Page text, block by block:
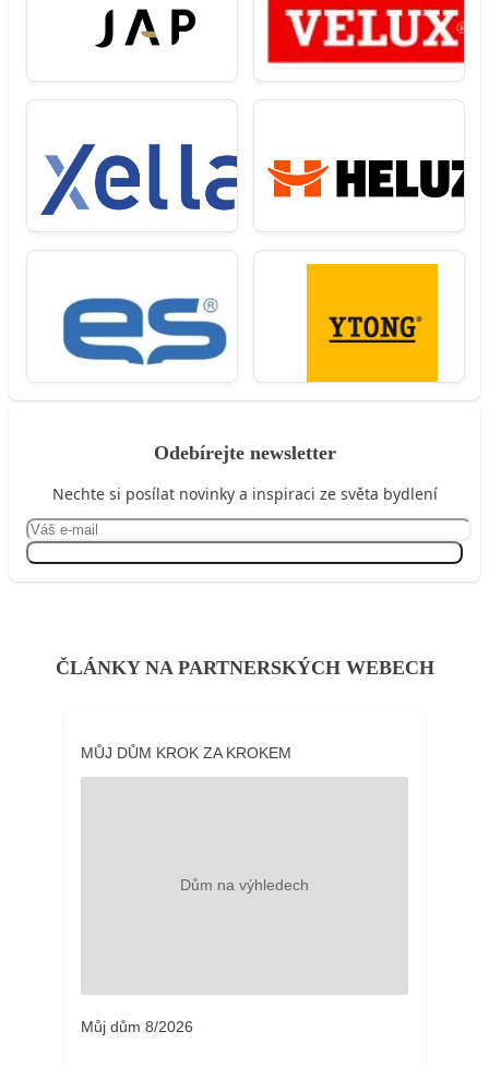
Odebírejte newsletter
Nechte si posílat novinky a inspiraci ze světa bydlení
ČLÁNKY NA PARTNERSKÝCH WEBECH
MŮJ DŮM KROK ZA KROKEM
Můj dům 8/2026